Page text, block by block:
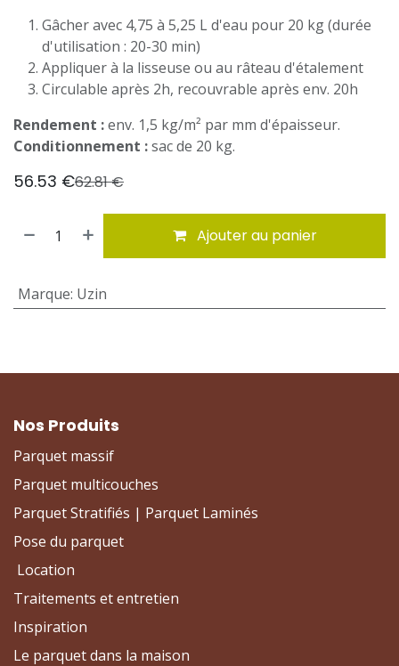
Gâcher avec 4,75 à 5,25 L d'eau pour 20 kg (durée
d'utilisation : 20-30 min)
Appliquer à la lisseuse ou au râteau d'étalement
Circulable après 2h, recouvrable après env. 20h
Rendement :env. 1,5 kg/m² par mm d'épaisseur.
Conditionnement :sac de 20 kg.
56.53 €62.81€
Ajouter au panier
Marque: Uzin
Nos Produits
Parquet massif
Parquet multicouches
Parquet Stratifiés | Parquet Laminés
Pose du parquet
Location
Traitements et entretien
Inspiration
Le parquet dans la maison